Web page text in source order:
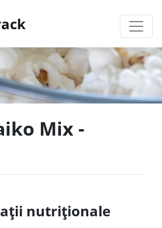
Mix -
nutriționale